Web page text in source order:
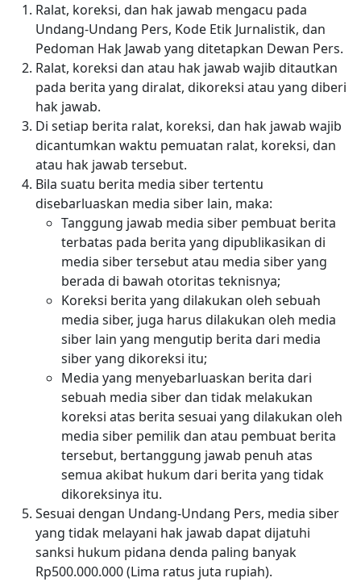
Ralat, koreksi, dan hak jawab mengacu pada
Undang-Undang Pers, Kode Etik Jurnalistik, dan
Pedoman Hak Jawab yang ditetapkan Dewan Pers.
Ralat, koreksi dan atau hak jawab wajib ditautkan
pada berita yang diralat, dikoreksi atau yang diberi
hak jawab.
Di setiap berita ralat, koreksi, dan hak jawab wajib
dicantumkan waktu pemuatan ralat, koreksi, dan
atau hak jawab tersebut.
Bila suatu berita media siber tertentu
disebarluaskan media siber lain, maka:
Tanggung jawab media siber pembuat berita
terbatas pada berita yang dipublikasikan di
media siber tersebut atau media siber yang
berada di bawah otoritas teknisnya;
Koreksi berita yang dilakukan oleh sebuah
media siber, juga harus dilakukan oleh media
siber lain yang mengutip berita dari media
siber yang dikoreksi itu;
Media yang menyebarluaskan berita dari
sebuah media siber dan tidak melakukan
koreksi atas berita sesuai yang dilakukan oleh
media siber pemilik dan atau pembuat berita
tersebut, bertanggung jawab penuh atas
semua akibat hukum dari berita yang tidak
dikoreksinya itu.
Sesuai dengan Undang-Undang Pers, media siber
yang tidak melayani hak jawab dapat dijatuhi
sanksi hukum pidana denda paling banyak
Rp500.000.000 (Lima ratus juta rupiah).